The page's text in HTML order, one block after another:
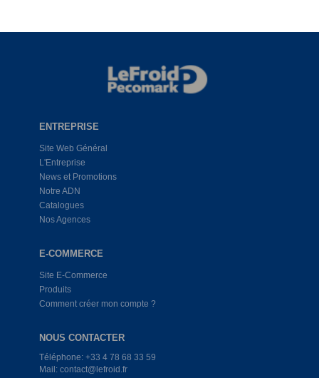
ENTREPRISE
Site Web Général
L'Entreprise
News et Promotions
Notre ADN
Catalogues
Nos Agences
E-COMMERCE
Site E-Commerce
Produits
Comment créer mon compte ?
NOUS CONTACTER
Téléphone: +33 4 78 68 33 59
Mail: contact@lefroid.fr